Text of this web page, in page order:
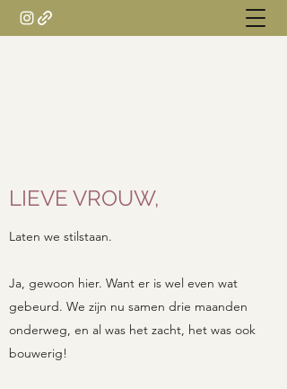
LIEVE VROUW,
Laten we stilstaan.
Ja, gewoon hier. Want er is wel even wat
gebeurd. We zijn nu samen drie maanden
onderweg, en al was het zacht, het was ook
bouwerig!